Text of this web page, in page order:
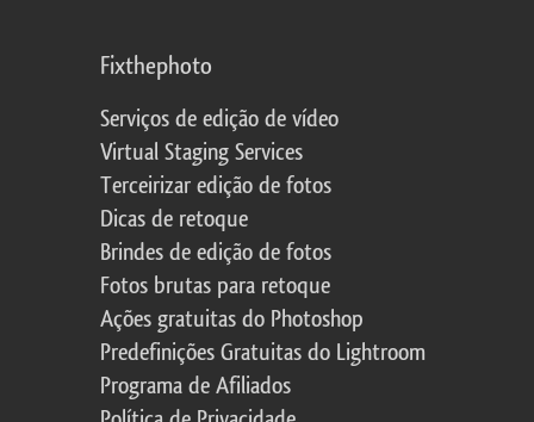
Fixthephoto
Serviços de edição de vídeo
Virtual Staging Services
Terceirizar edição de fotos
Dicas de retoque
Brindes de edição de fotos
Fotos brutas para retoque
Ações gratuitas do Photoshop
Predefinições Gratuitas do Lightroom
Programa de Afiliados